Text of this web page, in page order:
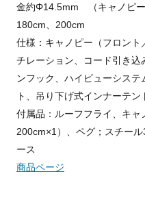
金約Φ14.5mm （キャノピ
180cm、200cm
仕様：キャノピー（フロン
チレーション、コード引き込
ンフック、ハイビューシス
ト、吊り下げ式インナーテン
付属品：ルーフフライ、キャ
200cm×1）、ペグ；スチー
ース
商品ページ